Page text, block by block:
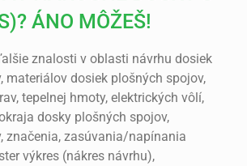
ÁNO MÔŽEŠ!
znalosti v oblasti návrhu dosiek
materiálov dosiek plošných spojov,
tepelnej hmoty, elektrických vôlí,
dosky plošných spojov,
značenia, zasúvania/napínania
výkres (nákres návrhu),